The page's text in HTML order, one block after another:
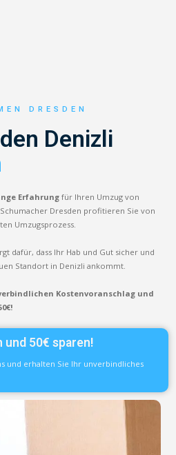
DRESDEN
Denizli
Erfahrung für Ihren Umzug von
Dresden profitieren Sie von
Umzugsprozess.
dafür, dass Ihr Hab und Gut sicher und
Standort in Denizli ankommt.
Kostenvoranschlag und
50€ sparen!
und erhalten Sie Ihr unverbindliches